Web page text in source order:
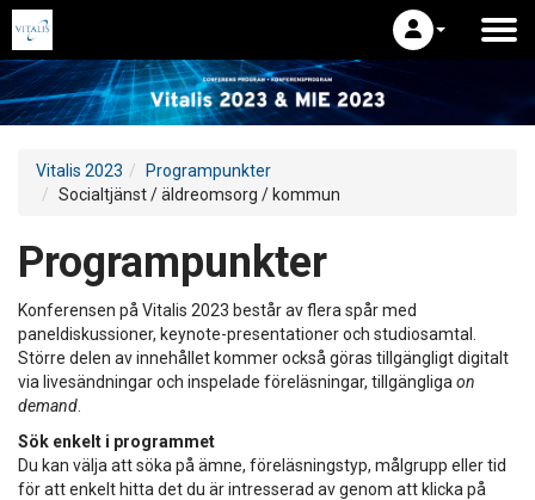
Vitalis 2023
Programpunkter
Socialtjänst / äldreomsorg / kommun
Programpunkter
Konferensen på Vitalis 2023 består av flera spår med
paneldiskussioner, keynote-presentationer och studiosamtal.
Större delen av innehållet kommer också göras tillgängligt digitalt
via livesändningar och inspelade föreläsningar, tillgängliga on
demand
Sök enkelt i programmet
Du kan välja att söka på ämne, föreläsningstyp, målgrupp eller tid
för att enkelt hitta det du är intresserad av genom att klicka på